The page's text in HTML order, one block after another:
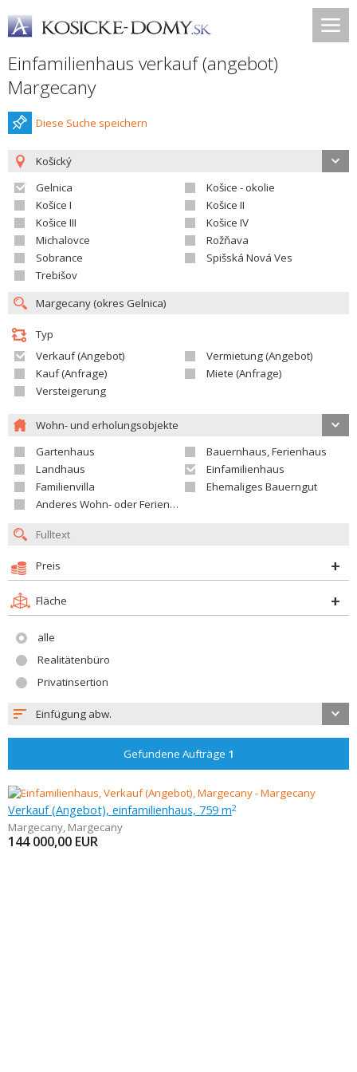
Einfamilienhaus verkauf (angebot)
Margecany
Diese Suche speichern
Košický
Gelnica
Košice - okolie
Košice I
Košice II
Košice III
Košice IV
Michalovce
Rožňava
Sobrance
Spišská Nová Ves
Trebišov
Typ
Verkauf (Angebot)
Vermietung (Angebot)
Kauf (Anfrage)
Miete (Anfrage)
Versteigerung
Wohn- und erholungsobjekte
Gartenhaus
Bauernhaus, Ferienhaus
Landhaus
Einfamilienhaus
Familienvilla
Ehemaliges Bauerngut
Anderes Wohn- oder Ferienobjekt
Preis
Fläche
alle
Realitätenbüro
Privatinsertion
Einfügung abw.
Gefundene Aufträge 1
Verkauf (Angebot), einfamilienhaus, 759 m2
Margecany, Margecany
144 000,00 EUR